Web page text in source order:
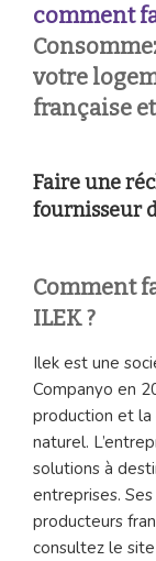
comment
votre
française
Faire une
fournisseur
Comment
ILEK ?
Ilek est une
Companyo en
production et
naturel.
solutions à
entreprises.
producteurs
consultez le site